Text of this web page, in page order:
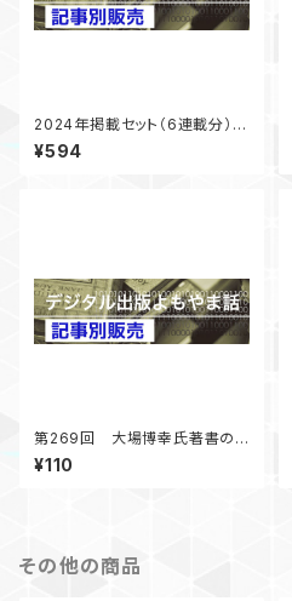
2024年掲載セット（6連載分）
「デジタル出版よもやま話」
¥594
第269回 大場博幸氏著書の
社会的意義－図書館の書籍市
場への影響－ 「デジタル出版
¥110
その他の商品